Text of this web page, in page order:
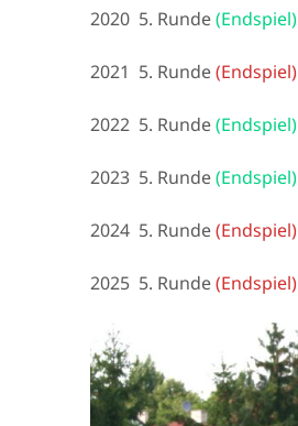
2020 5. Runde(Endspiel)
2021 5. Runde(Endspiel)
2022 5. Runde(Endspiel)
2023 5. Runde(Endspiel)
2024 5. Runde(Endspiel)
2025 5. Runde(Endspiel)